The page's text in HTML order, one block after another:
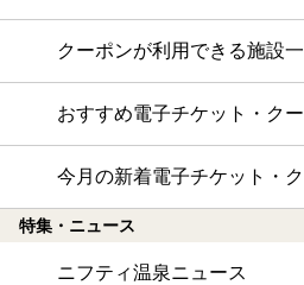
クーポンが利用できる施設
おすすめ電子チケット・ク
今月の新着電子チケット・
特集・ニュース
ニフティ温泉ニュース